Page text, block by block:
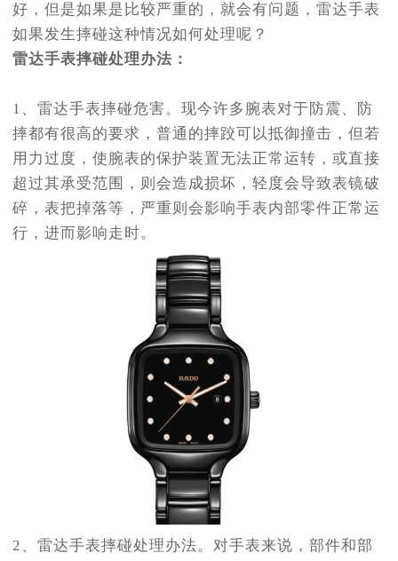
好，但是如果是比较严重的，就会有问题，雷达手表
如果发生摔碰这种情况如何处理呢？
雷达手表摔碰处理办法：
1、雷达手表摔碰危害。现今许多腕表对于防震、防
摔都有很高的要求，普通的摔跤可以抵御撞击，但若
用力过度，使腕表的保护装置无法正常运转，或直接
超过其承受范围，则会造成损坏，轻度会导致表镜破
碎，表把掉落等，严重则会影响手表内部零件正常运
行，进而影响走时。
2、雷达手表摔碰处理办法。对手表来说，部件和部